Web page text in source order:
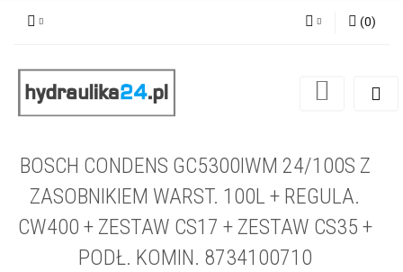
Zarejestruj się
(0)
BOSCH CONDENS GC5300IWM 24/100S Z
ZASOBNIKIEM WARST. 100L + REGULA.
CW400 + ZESTAW CS17 + ZESTAW CS35 +
PODŁ. KOMIN. 8734100710